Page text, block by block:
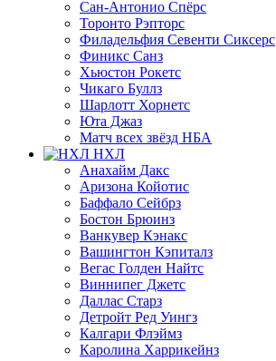
Сан-Антонио Спёрс
Торонто Рэпторс
Филадельфия Севенти Сиксерс
Финикс Санз
Хьюстон Рокетс
Чикаго Буллз
Шарлотт Хорнетс
Юта Джаз
Матч всех звёзд НБА
НХЛ
Анахайм Дакс
Аризона Койотис
Баффало Сейбрз
Бостон Брюинз
Ванкувер Кэнакс
Вашингтон Кэпиталз
Вегас Голден Найтс
Виннипег Джетс
Даллас Старз
Детройт Ред Уингз
Калгари Флэймз
Каролина Харрикейнз